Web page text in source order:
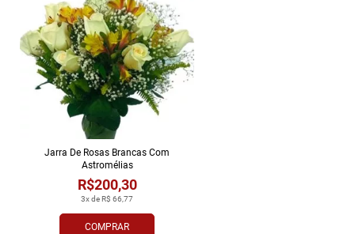
COMPRAR
3x de R$ 66,77
R$200,30
Jarra De Rosas Brancas Com
Astromélias